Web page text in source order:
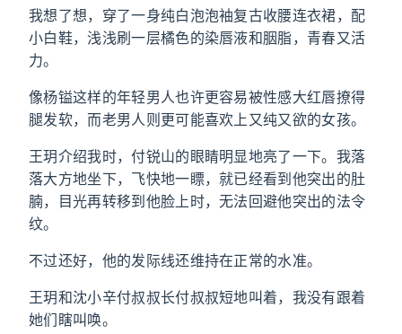
我想了想，穿了一身纯白泡泡袖复古收腰连衣裙，配
小白鞋，浅浅刷一层橘色的染唇液和胭脂，青春又活
力。
像杨镒这样的年轻男人也许更容易被性感大红唇撩得
腿发软，而老男人则更可能喜欢上又纯又欲的女孩。
王玥介绍我时，付锐山的眼睛明显地亮了一下。我落
落大方地坐下，飞快地一瞟，就已经看到他突出的肚
腩，目光再转移到他脸上时，无法回避他突出的法令
纹。
不过还好，他的发际线还维持在正常的水准。
王玥和沈小辛付叔叔长付叔叔短地叫着，我没有跟着
她们瞎叫唤。